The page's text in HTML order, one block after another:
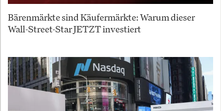
Bärenmärkte sind Käufermärkte: Warum dieser
Wall-Street-Star JETZT investiert